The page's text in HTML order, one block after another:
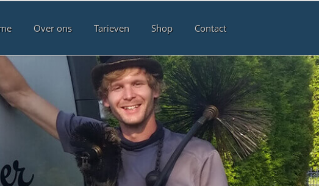
Over ons Tarieven Shop Contact